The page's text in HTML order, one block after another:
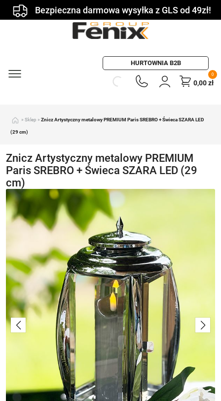
Bezpieczna darmowa wysyłka z GLS od 49zł!
HURTOWNIA B2B
0
0,00zł
» Sklep » Znicz Artystyczny metalowy PREMIUM Paris SREBRO + Świeca SZARA LED
(29 cm)
Znicz Artystyczny metalowy PREMIUM
Paris SREBRO + Świeca SZARA LED (29
cm)